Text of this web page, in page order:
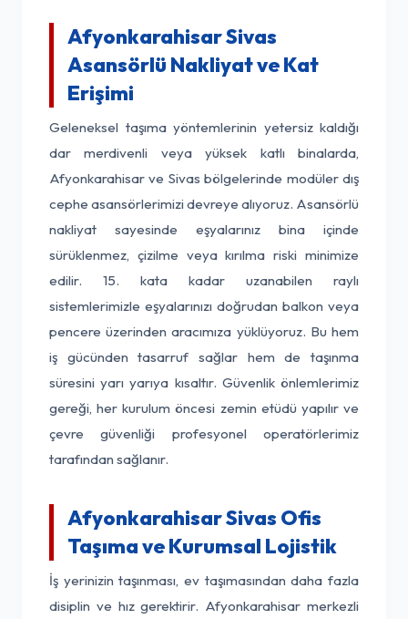
Afyonkarahisar Sivas
Asansörlü Nakliyat ve Kat
Erişimi
Geleneksel taşıma yöntemlerinin yetersiz kaldığı
dar merdivenli veya yüksek katlı binalarda,
Afyonkarahisar ve Sivas bölgelerinde modüler dış
cephe asansörlerimizi devreye alıyoruz. Asansörlü
nakliyat sayesinde eşyalarınız bina içinde
sürüklenmez, çizilme veya kırılma riski minimize
edilir. 15. kata kadar uzanabilen raylı
sistemlerimizle eşyalarınızı doğrudan balkon veya
pencere üzerinden aracımıza yüklüyoruz. Bu hem
iş gücünden tasarruf sağlar hem de taşınma
süresini yarı yarıya kısaltır. Güvenlik önlemlerimiz
gereği, her kurulum öncesi zemin etüdü yapılır ve
çevre güvenliği profesyonel operatörlerimiz
tarafından sağlanır.
Afyonkarahisar Sivas Ofis
Taşıma ve Kurumsal Lojistik
İş yerinizin taşınması, ev taşımasından daha fazla
disiplin ve hız gerektirir. Afyonkarahisar merkezli